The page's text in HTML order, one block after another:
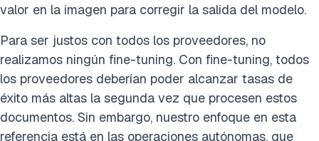
valor en la imagen para corregir la salida del modelo.
Para ser justos con todos los proveedores, no
realizamos ningún fine-tuning. Con fine-tuning, todos
los proveedores deberían poder alcanzar tasas de
éxito más altas la segunda vez que procesen estos
documentos. Sin embargo, nuestro enfoque en esta
referencia está en las operaciones autónomas, que